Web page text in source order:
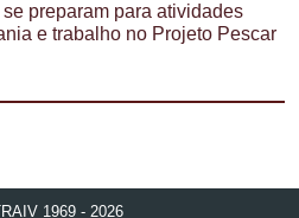
preparam para atividades
e trabalho no Projeto Pescar
1969 - 2026